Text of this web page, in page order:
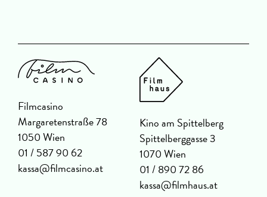
Filmcasino
Margaretenstraße 78
1050 Wien
01 / 587 90 62
kassa@filmcasino.at
Kino am Spittelberg
Spittelberggasse 3
1070 Wien
01 / 890 72 86
kassa@filmhaus.at